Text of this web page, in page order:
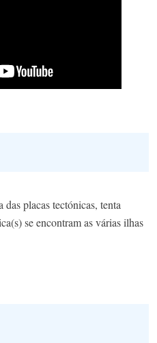
das placas tectónicas, tenta
se encontram as várias ilhas